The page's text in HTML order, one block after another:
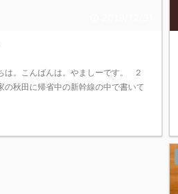
は。こんばんは。やましーです。 ２
の秋田に帰省中の新幹線の中で書いて